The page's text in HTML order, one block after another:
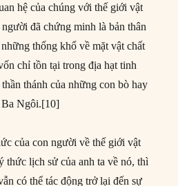
hệ của chúng với thế giới vật
đã chứng minh là bản thân
thống khổ về mặt vật chất
chỉ tồn tại trong địa hạt tinh
thánh của những con bò hay
Ba Ngôi.[10]
của con người về thế giới vật
thức lịch sử của anh ta về nó, thì
có thể tác động trở lại đến sự